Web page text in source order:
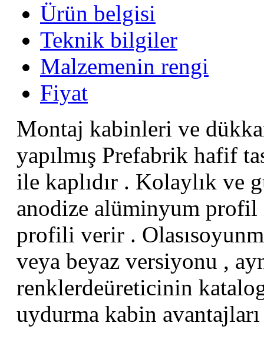
Ürün belgisi
Teknik bilgiler
Malzemenin rengi
Fiyat
Montaj kabinleri ve
yapılmış Prefabrik hafif
ile kaplıdır . Kolaylık
anodize alüminyum profil
profili verir .
veya beyaz versiyonu ,
renklerdeüreticinin
uydurma kabin